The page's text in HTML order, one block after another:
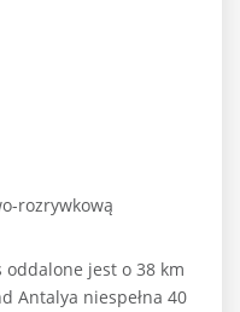
rozrywkową
oddalone jest o 38 km
Antalya niespełna 40